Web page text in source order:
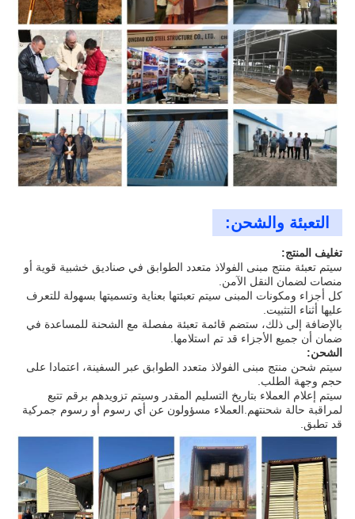
التعبئة والشحن:
تغليف المنتج:
سيتم تعبئة منتج مبنى الفولاذ متعدد الطوابق في صناديق خشبية قوية أو
منصات لضمان النقل الآمن.
كل أجزاء ومكونات المبنى سيتم تعبئتها بعناية وتسميتها بسهولة للتعرف
عليها أثناء التثبيت.
بالإضافة إلى ذلك، ستضم قائمة تعبئة مفصلة مع الشحنة للمساعدة في
ضمان أن جميع الأجزاء قد تم استلامها.
الشحن:
سيتم شحن منتج مبنى الفولاذ متعدد الطوابق عبر السفينة، اعتمادا على
حجم وجهة الطلب.
سيتم إعلام العملاء بتاريخ التسليم المقدر وسيتم تزويدهم برقم تتبع
لمراقبة حالة شحنتهم.العملاء مسؤولون عن أي رسوم أو رسوم جمركية
قد تطبق.